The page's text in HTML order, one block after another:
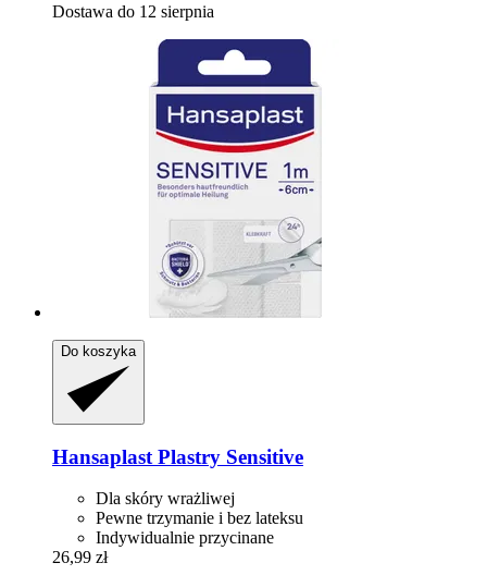
Dostawa do 12 sierpnia
Do koszyka
Hansaplast Plastry Sensitive
Dla skóry wrażliwej
Pewne trzymanie i bez lateksu
Indywidualnie przycinane
26,99 zł